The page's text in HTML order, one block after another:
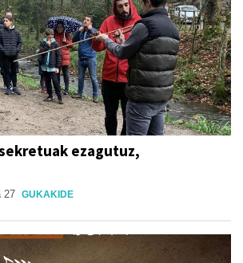
ezagutuz,
27 GUKAKIDE